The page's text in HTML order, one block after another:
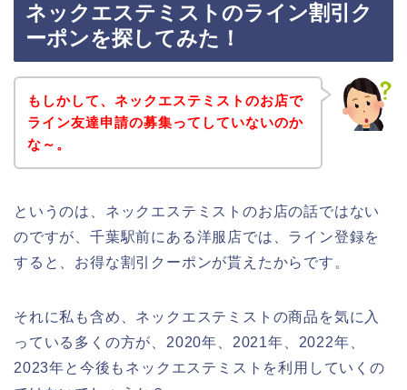
ネックエステミストのライン割引ク
ーポンを探してみた！
もしかして、ネックエステミストのお店で
ライン友達申請の募集ってしていないのか
な～。
というのは、ネックエステミストのお店の話ではない
のですが、千葉駅前にある洋服店では、ライン登録を
すると、お得な割引クーポンが貰えたからです。
それに私も含め、ネックエステミストの商品を気に入
っている多くの方が、2020年、2021年、2022年、
2023年と今後もネックエステミストを利用していくの